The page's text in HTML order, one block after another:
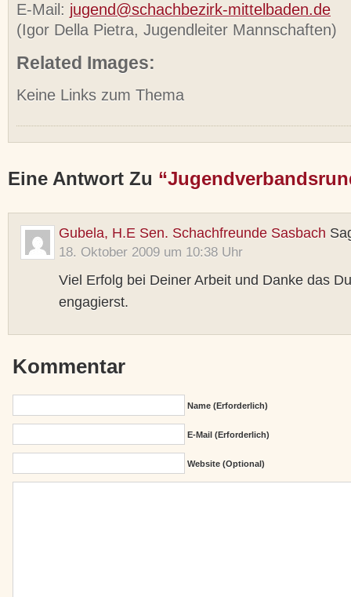
E-Mail: jugend@schachbezirk-mittelbaden.de
(Igor Della Pietra, Jugendleiter Mannschaften)
Related Images:
Keine Links zum Thema
Eine Antwort Zu
Gubela, H.E Sen. Schachfreunde Sasbach
18. Oktober 2009 um 10:38 Uhr
Viel Erfolg bei Deiner Arbeit und Danke das
engagierst.
Kommentar
Name (erforderlich)
E-Mail (erforderlich)
Website (Optional)